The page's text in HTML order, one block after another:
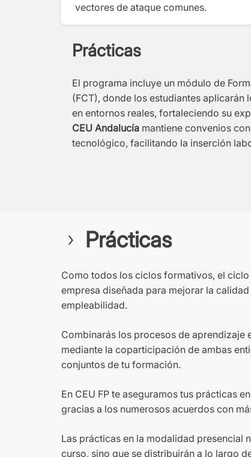
vectores de ataque comunes.
Prácticas
El programa incluye un módulo de
(FCT), donde los estudiantes
en entornos reales, fortaleciendo su
CEU Andalucía mantiene convenios
tecnológico, facilitando la inserción
Prácticas
Como todos los ciclos formativos, el
empresa diseñada para mejorar la
empleabilidad.
Combinarás los procesos de aprendizaje
mediante la coparticipación de ambas
conjuntos de tu formación.
En CEU FP te aseguramos tus prácticas
gracias a los numerosos acuerdos con
Las prácticas en la modalidad presencial
curso, sino que se distribuirán a lo largo